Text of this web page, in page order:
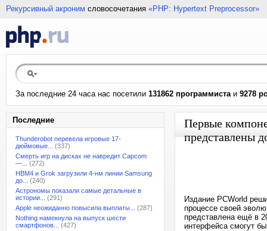
Рекурсивный акроним словосочетания «PHP: Hypertext Preprocessor»
За последние 24 часа нас посетили 131862 программистаи 9278
Последние
Thunderobot перевела игровые 17-
дюймовые...
(337)
Смерть игр на дисках не навредит Capcom
—...
(272)
HBM4 и Grok загрузили 4-нм линии Samsung
до...
(240)
Астрономы показали самые детальные в
истории...
(291)
Apple неожиданно повысила выплаты...
(287)
Nothing намекнула на выпуск шести
смартфонов...
(427)
Первые
представлены
Издание PCWorld
процессе своей
представлена ещё в
интерфейса смогут